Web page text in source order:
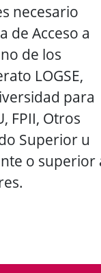
necesario
de Acceso a
de los
LOGSE,
para
FPII, Otros
Superior u
o superior